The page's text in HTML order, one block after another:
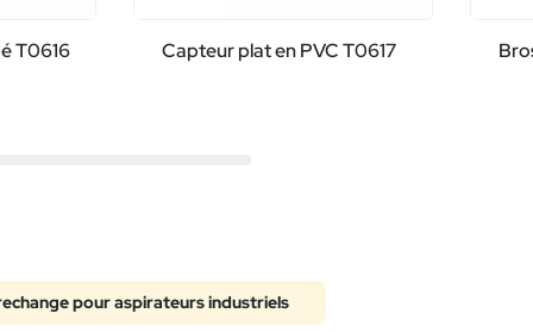
T0616 Capteur plat en PVC T0617
pour aspirateurs industriels